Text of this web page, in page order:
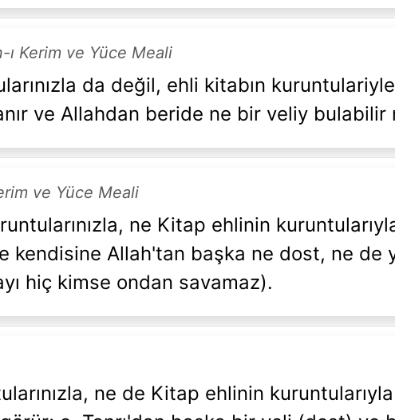
ı Kerim ve Yüce Meali
da değil, ehli kitabın
ve Allahdan beride ne bir veliy
ve Yüce Meali
ne Kitap ehlinin
kendisine Allah'tan başka ne dost, ne de
hiç kimse ondan savamaz).
ne de Kitap ehlinin